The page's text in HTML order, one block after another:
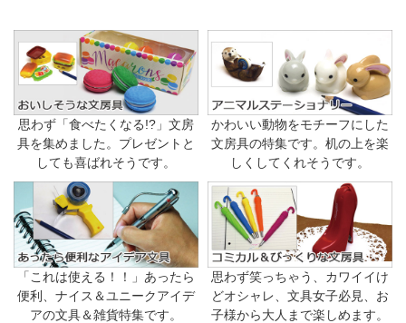
思わず「食べたくなる!?」文房
具を集めました。プレゼントと
しても喜ばれそうです。
かわいい動物をモチーフにした
文房具の特集です。机の上を楽
しくしてくれそうです。
「これは使える！！」あったら
便利、ナイス＆ユニークアイデ
アの文具＆雑貨特集です。
思わず笑っちゃう、カワイイけ
どオシャレ、文具女子必見、お
子様から大人まで楽しめます。